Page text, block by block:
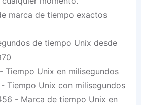
marca de tiempo exactos
de tiempo Unix desde
Tiempo Unix en milisegundos
- Tiempo Unix con milisegundos
- Marca de tiempo Unix en